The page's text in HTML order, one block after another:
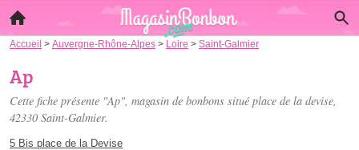
Accueil > Auvergne-Rhône-Alpes > Loire > Saint-Galmier
Ap
Cette fiche présente "Ap", magasin de bonbons situé place de la devise,
42330 Saint-Galmier.
5 Bis place de la Devise